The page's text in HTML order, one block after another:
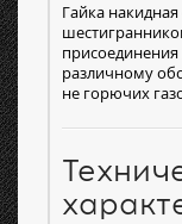
Гайка
различному
не горючих